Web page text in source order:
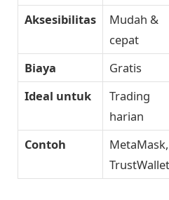
Aksesibilitas
Mudah &
cepat
Biaya
Gratis
Ideal untuk
Trading
harian
Contoh
MetaMask,
TrustWallet